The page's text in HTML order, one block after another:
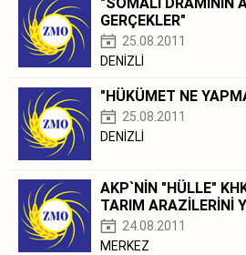
GERÇEKLER"
25.08.2011
DENİZLİ
"HÜKÜMET NE
25.08.2011
DENİZLİ
AKP`NİN "HÜLLE"
TARIM ARAZİLERİNİ
24.08.2011
MERKEZ